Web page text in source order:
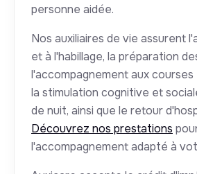
personne aidée.
Nos auxiliaires de vie assurent
et à l'habillage, la préparation
l'accompagnement aux
la stimulation cognitive et
de nuit, ainsi que le retour
Découvrez nos prestations
l'accompagnement adapté à